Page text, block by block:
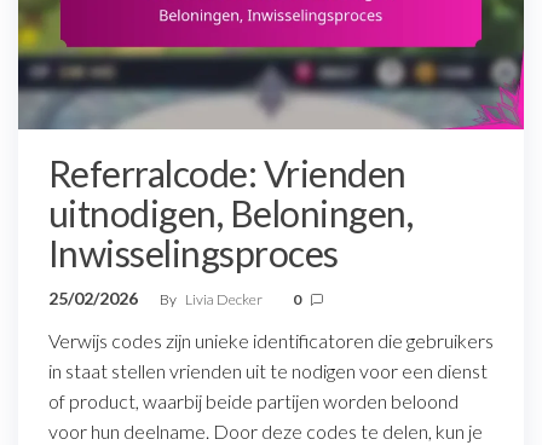
Referralcode: Vrienden
uitnodigen, Beloningen,
Inwisselingsproces
25/02/2026 By Livia Decker 0
Verwijs codes zijn unieke identificatoren die gebruikers
in staat stellen vrienden uit te nodigen voor een dienst
of product, waarbij beide partijen worden beloond
voor hun deelname. Door deze codes te delen, kun je